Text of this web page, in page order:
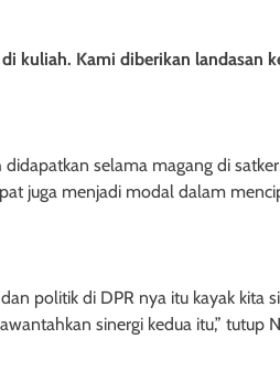
kuliah. Kami diberikan landasan
selama magang di
juga menjadi modal dalam
politik di DPR nya itu kayak kita
sinergi kedua itu,” tutup